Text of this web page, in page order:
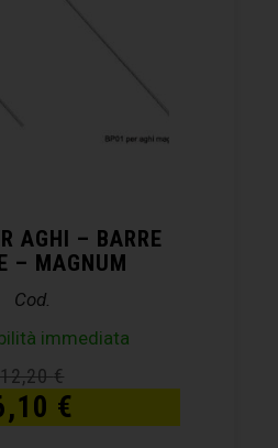
AGHI – BARRE
– MAGNUM
Cod.
immediata
12,20€
€